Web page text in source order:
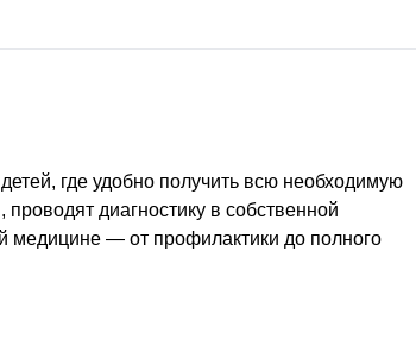
где удобно получить всю необходимую
диагностику в собственной
медицине — от профилактики до полного